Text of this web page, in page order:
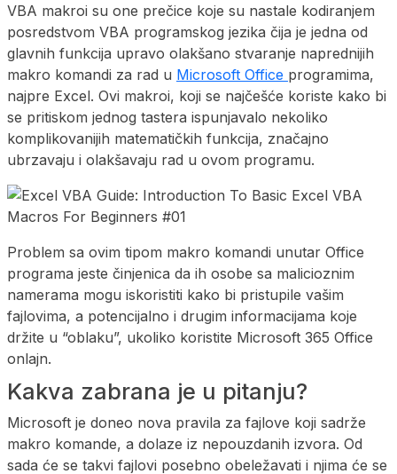
VBA makroi su one prečice koje su nastale kodiranjem
posredstvom VBA programskog jezika čija je jedna od
glavnih funkcija upravo olakšano stvaranje naprednijih
makro komandi za rad u Microsoft Office programima,
najpre Excel. Ovi makroi, koji se najčešće koriste kako bi
se pritiskom jednog tastera ispunjavalo nekoliko
komplikovanijih matematičkih funkcija, značajno
ubrzavaju i olakšavaju rad u ovom programu.
Problem sa ovim tipom makro komandi unutar Office
programa jeste činjenica da ih osobe sa malicioznim
namerama mogu iskoristiti kako bi pristupile vašim
fajlovima, a potencijalno i drugim informacijama koje
držite u “oblaku”, ukoliko koristite Microsoft 365 Office
onlajn.
Kakva zabrana je u pitanju?
Microsoft je doneo nova pravila za fajlove koji sadrže
makro komande, a dolaze iz nepouzdanih izvora. Od
sada će se takvi fajlovi posebno obeležavati i njima će se